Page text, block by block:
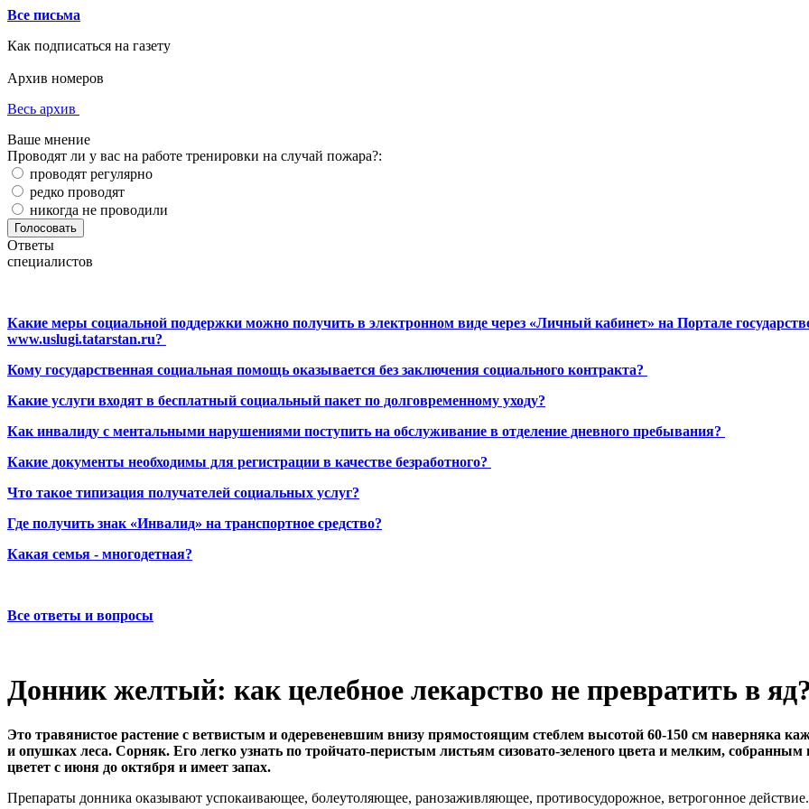
Все письма
Как подписаться на газету
Архив номеров
Весь архив
Ваше мнение
Проводят ли у вас на работе тренировки на случай пожара?:
проводят регулярно
редко проводят
никогда не проводили
Ответы
специалистов
Какие меры социальной поддержки можно получить в электронном виде через «Личный кабинет» на Портале
www.uslugi.tatarstan.ru?
Кому государственная социальная помощь оказывается без заключения социального контракта?
Какие услуги входят в бесплатный социальный пакет по долговременному уходу?
Как инвалиду с ментальными нарушениями поступить на обслуживание в отделение дневного пребывания?
Какие документы необходимы для регистрации в качестве безработного?
Что такое типизация получателей социальных услуг?
Где получить знак «Инвалид» на транспортное средство?
Какая семья - многодетная?
Все ответы и вопросы
Донник желтый: как целебное лекарство не превратить в яд?
Это травянистое растение с ветвистым и одеревеневшим внизу прямостоящим стеблем высотой 60-150 см наверняка
и опушках леса. Сорняк. Его легко узнать по тройчато-перистым листьям сизовато-зеленого цвета и мелким,
цветет с июня до октября и имеет запах.
Препараты донника оказывают успокаивающее, болеутоляющее, ранозаживляющее, противосудорожное, ветрогонное